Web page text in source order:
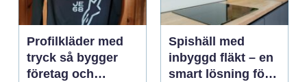
Profilkläder med
tryck så bygger
företag och
Spishäll med
inbyggd fläkt – en
smart lösning för